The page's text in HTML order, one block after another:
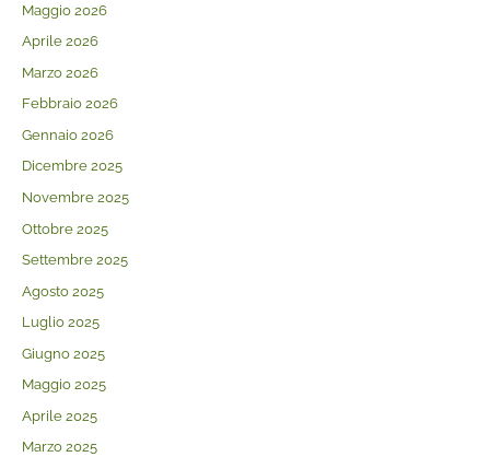
Maggio 2026
Aprile 2026
Marzo 2026
Febbraio 2026
Gennaio 2026
Dicembre 2025
Novembre 2025
Ottobre 2025
Settembre 2025
Agosto 2025
Luglio 2025
Giugno 2025
Maggio 2025
Aprile 2025
Marzo 2025